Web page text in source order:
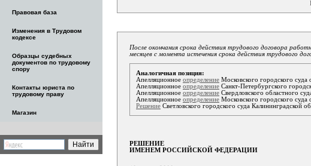
Правовая база
Изменения в Трудовом
кодексе
Образцы судебных
документов по трудовому
спору
Контакты юриста по
трудовому праву
Магазин
После окончания срока действия трудового договора
месяцев с момента истечения срока действия трудового
Аналогичная позиция:
Апелляционное определение Московского городского
Апелляционное определение Санкт-Петербургского
Апелляционное определение Свердловского областного
Апелляционное определение Московского городского
Решение Светловского городского суда Калининградской
РЕШЕНИЕ
ИМЕНЕМ РОССИЙСКОЙ ФЕДЕРАЦИИ